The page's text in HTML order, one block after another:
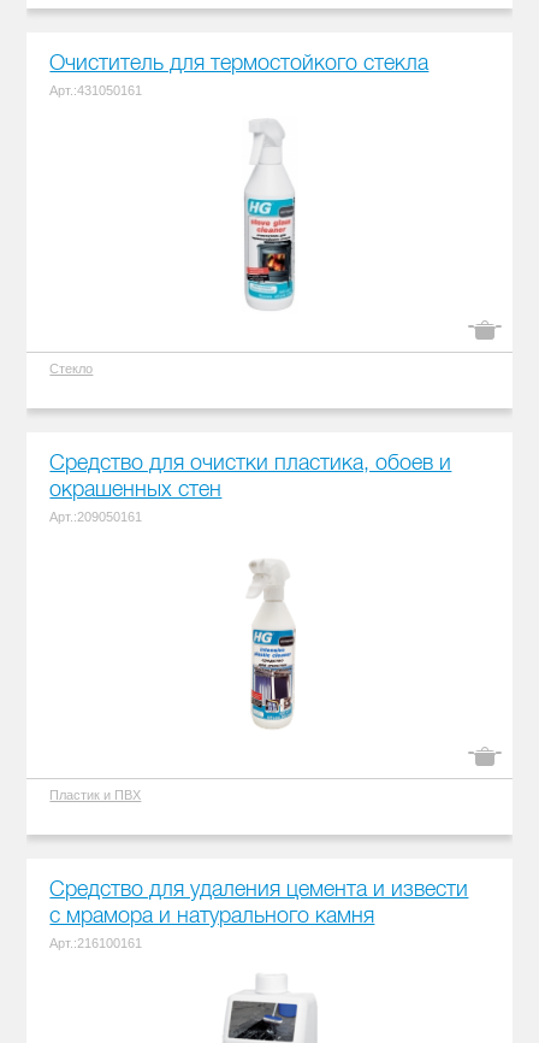
Очиститель для термостойкого стекла
Арт.:431050161
Стекло
Средство для очистки пластика, обоев и
окрашенных стен
Арт.:209050161
Пластик и ПВХ
Средство для удаления цемента и извести
с мрамора и натурального камня
Арт.:216100161